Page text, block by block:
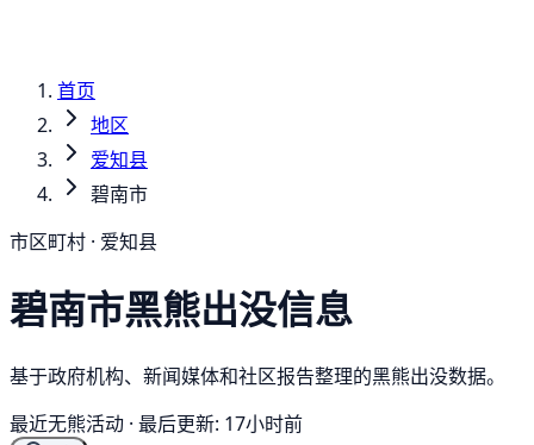
首页
地区
爱知县
碧南市
市区町村 · 爱知县
碧南市黑熊出没信息
基于政府机构、新闻媒体和社区报告整理的黑熊出没数据。
最近无熊活动 · 最后更新: 17小时前